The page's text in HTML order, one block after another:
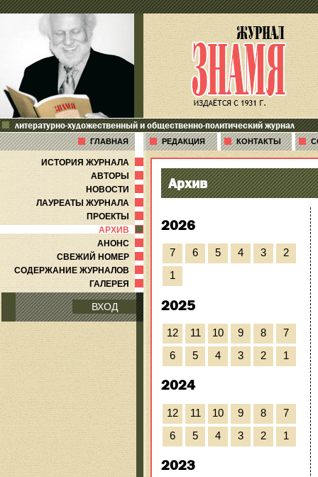
литературно-художественный и общественно-политический журнал
ГЛАВНАЯ РЕДАКЦИЯ КОНТАКТЫ
ИСТОРИЯ ЖУРНАЛА
АВТОРЫ
НОВОСТИ
ЛАУРЕАТЫ ЖУРНАЛА
ПРОЕКТЫ
АРХИВ
АНОНС
СВЕЖИЙ НОМЕР
СОДЕРЖАНИЕ ЖУРНАЛОВ
ГАЛЕРЕЯ
ВХОД
Архив
2026
7 6 5 4 3
2
1
2025
12 11 10 9 8
7
6
5 4 3 2 1
2024
12 11 10 9 8
7
6
5 4 3 2 1
2023